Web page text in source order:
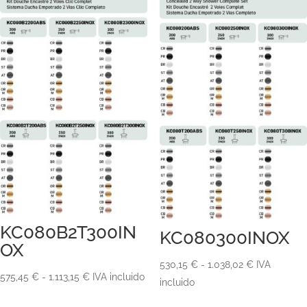
KC080B2T300IN
OX
575,45 € - 1.113,15 €Rango
IVA incluido
KC080300INOX
530,15 € - 1.038,02 €Rango
IVA
incluido